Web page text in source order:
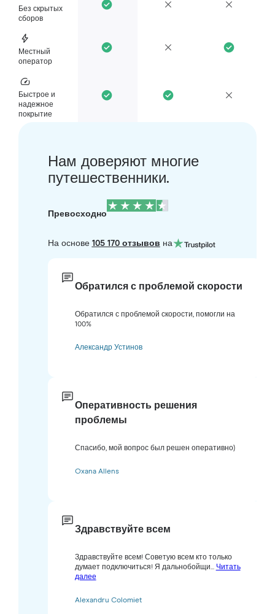
Без скрытых
сборов
Местный
оператор
Быстрое и
надежное
покрытие
Нам доверяют многие
путешественники.
Превосходно
На основе 105 170 отзывов на
Обратился с проблемой скорости
Обратился с проблемой скорости, помогли на
100%
Александр Устинов
Оперативность решения
проблемы
Спасибо, мой вопрос был решен оперативно)
Oxana Allens
Здравствуйте всем
Здравствуйте всем! Советую всем кто только
думает подключиться! Я дальнобойщи... Читать
далее
Alexandru Colomiet